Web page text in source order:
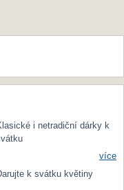
i netradiční dárky k
více
k svátku květiny